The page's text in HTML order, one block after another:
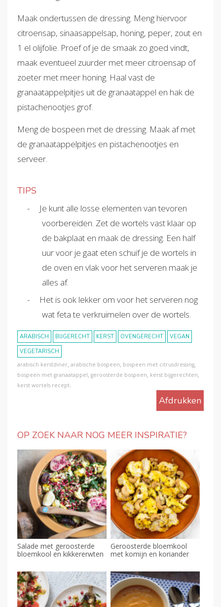
Maak ondertussen de dressing. Meng hiervoor
citroensap, sinaasappelsap, honing, peper, zout en
1 el olijfolie. Proef of je de smaak zo goed vindt,
maak eventueel zuurder met meer citroensap of
zoeter met meer honing. Haal vast de
granaatappelpitjes uit de granaatappel en hak de
pistachenootjes grof.
Meng de bospeen met de dressing. Maak af met
de granaatappelpitjes en pistachenootjes en
serveer.
TIPS
Je kunt alle losse elementen van tevoren
voorbereiden. Zet de wortels vast klaar op
de bakplaat en maak de dressing. Een half
uur voor je gaat eten schuif je de wortels in
de oven en vlak voor het serveren maak je
alles af.
Het is ook lekker om voor het serveren nog
wat feta te verkruimelen over de wortels.
ARABISCH BIJGERECHT KERST OVENGERECHT
VEGAN
VEGETARISCH
arabisch kerstdiner arabische bospeen bospeen met citrusdressing
bospeen met granaatappel geroosterde bospeen kerst bijgerechten
kerst wortels recept.
Afdrukken
OP ZOEK NAAR NOG MEER INSPIRATIE?
Salade met geroosterde
bloemkool en kikkererwten
Geroosterde bloemkool
met komijn en koriander